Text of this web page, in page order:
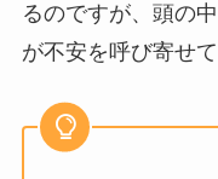
るのですが、頭の
が不安を呼び寄せ